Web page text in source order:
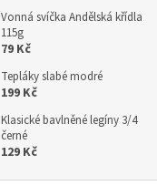
Vonná svíčka Andělská křídla
115g
79 Kč
Tepláky slabé modré
199 Kč
Klasické bavlněné legíny 3/4
černé
129 Kč